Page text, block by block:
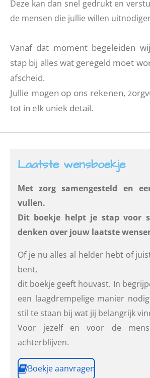
Deze kan dan snel gedrukt en
de mensen die jullie willen
Vanaf dat moment begeleiden
stap bij alles wat geregeld moet
afscheid.
Jullie mogen op ons rekenen,
tot in elk uniek detail.
Laatste wensboekje
Met zorg samengesteld en
vullen.
Dit boekje helpt je stap voor
denken over jouw laatste
Of je nu alles al helder hebt of
bent,
dit boekje geeft houvast. In
een laagdrempelige manier
stil te staan bij wat jij belangrijk
Voor jezelf en voor de
achterblijven.
Boekje aanvragen